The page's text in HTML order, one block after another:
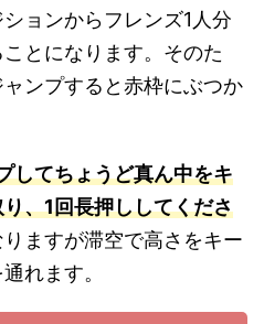
ョンからフレンズ1人分
とになります。そのた
ンプすると赤枠にぶつか
してちょうど真ん中をキ
、1回長押ししてくださ
ますが滞空で高さをキー
れます。